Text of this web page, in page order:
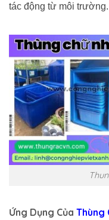
tác động từ môi trường.
Ứng Dụng Của Thùng